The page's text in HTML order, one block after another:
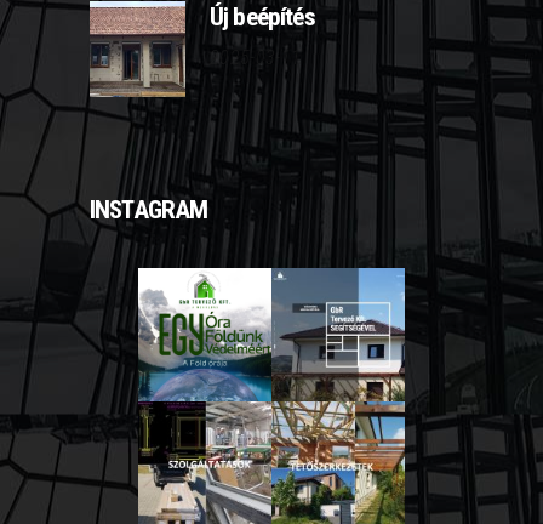
Új beépítés
2025-03-11
INSTAGRAM